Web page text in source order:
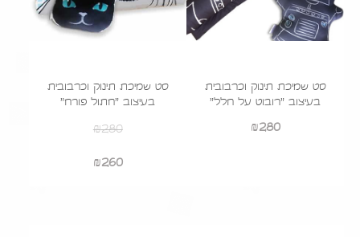
סט שמיכת תינוק וכרבובית
בעיצוב "רובוט על חלל"
₪280
סט שמיכת תינוק וכרבובית
בעיצוב "חתול פורח"
₪280
המקורי
₪260